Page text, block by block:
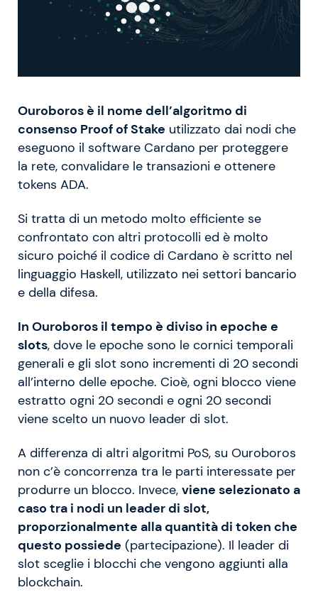
Ouroboros è il nome dell’algoritmo di
consenso Proof of Stake utilizzato dai nodi che
eseguono il software Cardano per proteggere
la rete, convalidare le transazioni e ottenere
tokens ADA.
Si tratta di un metodo molto efficiente se
confrontato con altri protocolli ed è molto
sicuro poiché il codice di Cardano è scritto nel
linguaggio Haskell, utilizzato nei settori bancario
e della difesa.
In Ouroboros il tempo è diviso in epoche e
slots, dove le epoche sono le cornici temporali
generali e gli slot sono incrementi di 20 secondi
all’interno delle epoche. Cioè, ogni blocco viene
estratto ogni 20 secondi e ogni 20 secondi
viene scelto un nuovo leader di slot.
A differenza di altri algoritmi PoS, su Ouroboros
non c’è concorrenza tra le parti interessate per
produrre un blocco. Invece, viene selezionato a
caso tra i nodi un leader di slot,
proporzionalmente alla quantità di token che
questo possiede (partecipazione). Il leader di
slot sceglie i blocchi che vengono aggiunti alla
blockchain.